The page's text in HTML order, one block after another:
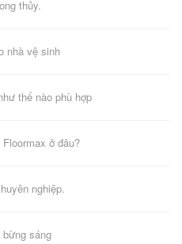
thủy.
nhà vệ sinh
thế nào phù hợp
ở đâu?
nghiệp.
bừng sáng